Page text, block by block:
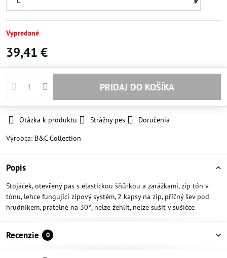
Vypredané
39,41 €
PRIDAJ DO KOŠÍKA
Otázka k produktu Strážny pes
Doručenia
Výrobca: B&C Collection
Popis
Stojáček, otevřený pas s elastickou šňůrkou a zarážkami, zip tón v
tónu, lehce fungující zipový systém, 2 kapsy na zip, příčný šev pod
hrudníkem, pratelné na 30°, nelze žehlit, nelze sušit v sušičce
Recenzie 0